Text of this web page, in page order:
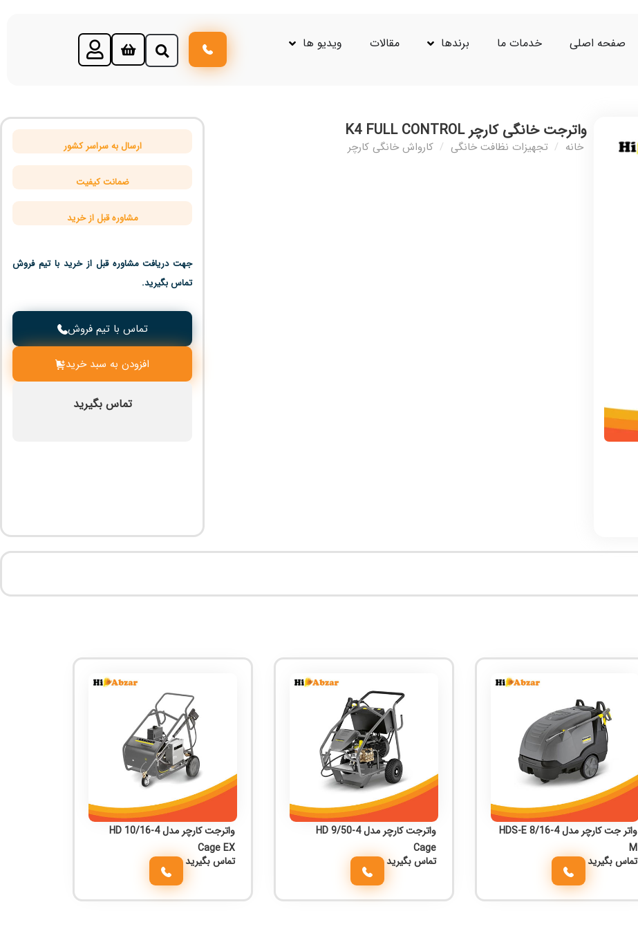
صفحه اصلی خدمات ما برندها مقالات ویدیو ها
واترجت خانگی کارچر K4 FULL CONTROL
خانه / تجهیزات نظافت خانگی / کارواش خانگی کارچر ارسال به سراسر کشور
ضمانت کیفیت
مشاوره قبل از خرید
جهت دریافت مشاوره قبل از خرید با تیم فروش
تماس بگیرید.
تماس با تیم فروش
افزودن به سبد خرید
تماس بگیرید
واتر جت کارچر مدل HDS-E 8/16-4
M
تماس بگیرید
واترجت کارچر مدل HD 9/50-4
Cage
تماس بگیرید
واترجت کارچر مدل HD 10/16-4
Cage EX
تماس بگیرید